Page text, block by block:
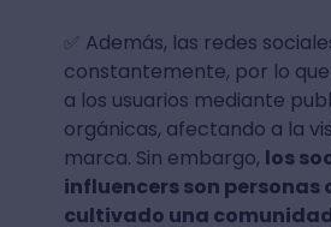
✅ Además, las redes
constantemente, por lo
a los usuarios mediante
orgánicas, afectando a la
marca. Sin embargo, los
influencers son personas
cultivado una